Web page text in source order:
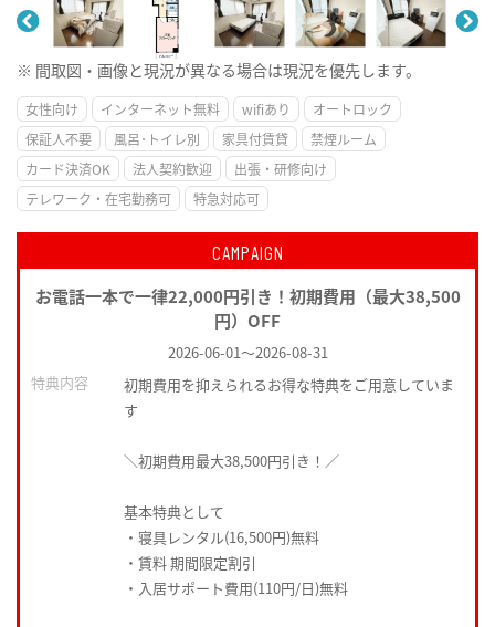
※ 間取図・画像と現況が異なる場合は現況を優先します。
女性向け インターネット無料 wifiあり
オートロック
保証人不要
風呂･トイレ別 家具付賃貸
禁煙ルーム
カード決済OK
法人契約歓迎
出張・研修向け
テレワーク・在宅勤務可
特急対応可
CAMPAIGN
お電話一本で一律22,000円引き！初期費用（最大38,500
円）OFF
2026-06-01～2026-08-31
特典内容
初期費用を抑えられるお得な特典をご用意していま
す
＼初期費用最大38,500円引き！／
基本特典として
・寝具レンタル(16,500円)無料
・賃料 期間限定割引
・入居サポート費用(110円/日)無料